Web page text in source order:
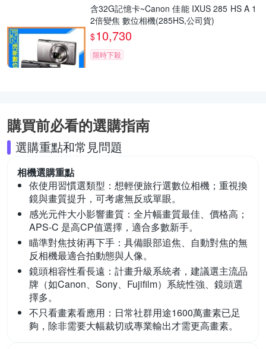
含32G記憶卡~Canon 佳能 IXUS 285 HS A 1
2倍變焦 數位相機(285HS,公司貨)
$10,730
限時下殺
購買前必看的選購指南
選購重點和常見問題
相機選購重點
依使用習慣選類型： 想輕便旅行選數位相機；重視換
鏡與畫質提升，可考慮無反或單眼。
感光元件大小影響畫質： 全片幅畫質最佳、價格高；
APS-C 是高CP值選擇，適合多數新手。
瞄準對焦技術再下手： 具備眼部追焦、自動對焦的無
反相機最適合拍動態與人像。
鏡頭相容性看長遠： 計畫升級系統者，建議選主流品
牌（如Canon、Sony、Fujifilm）系統性強、鏡頭選
擇多。
不只看畫素看應用： 日常社群用途1600萬畫素已足
夠，除非需要大幅裁切或專業輸出才需更高畫素。